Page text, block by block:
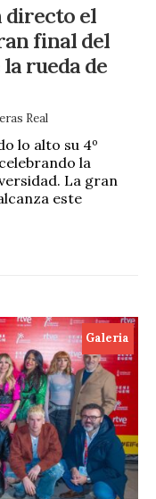
directo el
final del
rueda de
Real
lo alto su 4º
la
La gran
este
Galeria